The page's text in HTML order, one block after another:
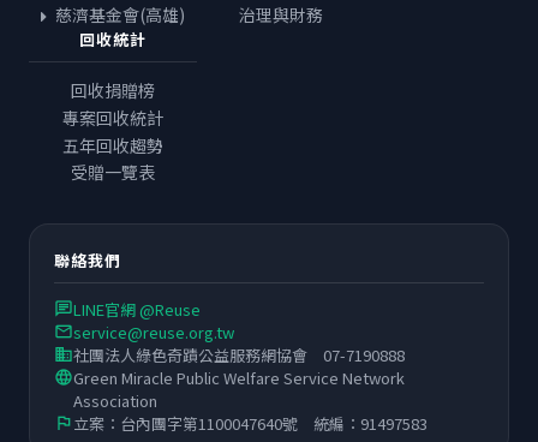
慈濟基金會(高雄)
治理與財務
回收統計
回收捐贈榜
專案回收統計
五年回收趨勢
受贈一覽表
聯絡我們
chatLINE官網 @Reuse
emailservice@reuse.org.tw
business社團法人綠色奇蹟公益服務網協會 07-7190888
languageGreen Miracle Public Welfare Service Network
Association
flag立案：台內團字第1100047640號 統編：91497583